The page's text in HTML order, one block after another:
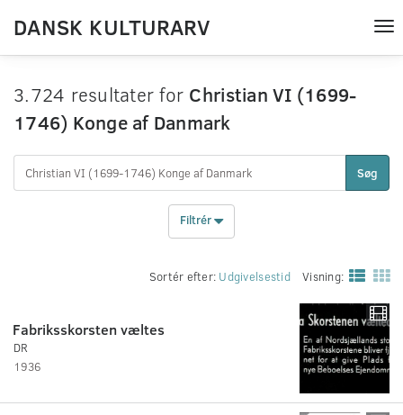
DANSK KULTURARV
3.724 resultater for Christian VI (1699-
1746) Konge af Danmark
Søg
Filtrér
Sortér efter: Udgivelsestid Visning:
Fabriksskorsten væltes
DR
1936